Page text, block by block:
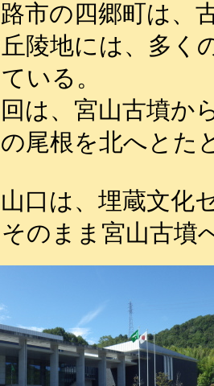
市の四郷町は、
陵地には、多く
いる。
は、宮山古墳か
尾根を北へとた
口は、埋蔵文化
のまま宮山古墳